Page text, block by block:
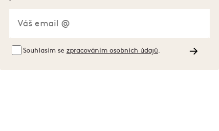
Souhlasím se zpracováním osobních údajů